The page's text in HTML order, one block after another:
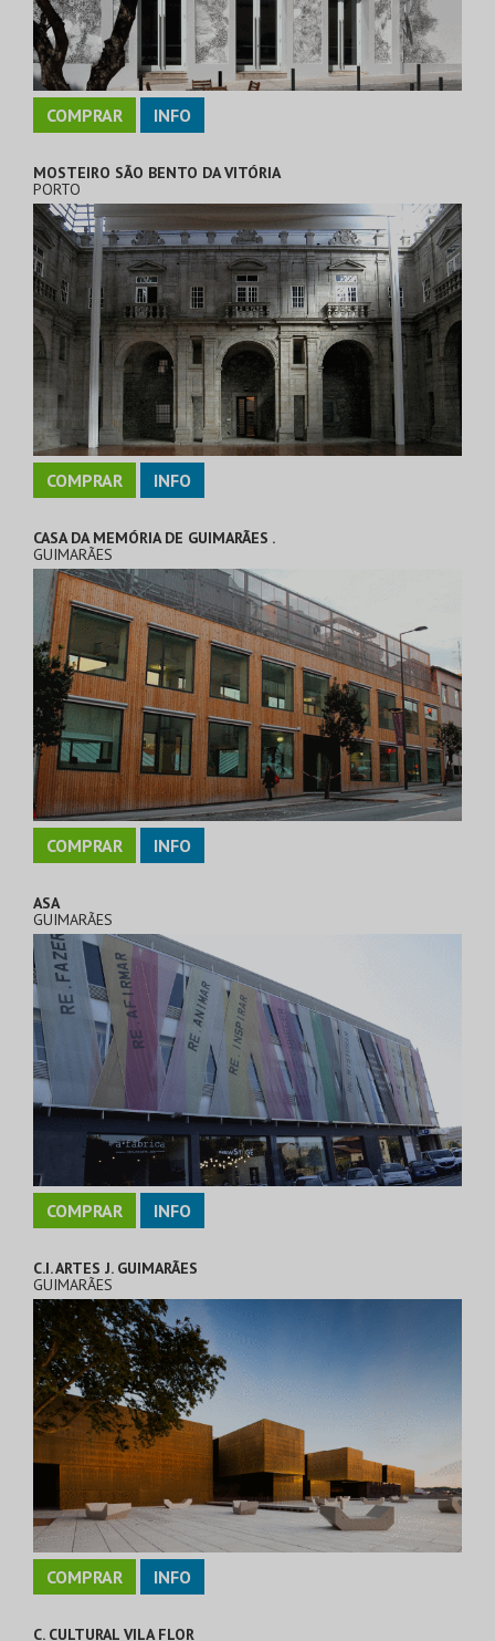
COMPRAR INFO
MOSTEIRO SÃO BENTO DA VITÓRIA
PORTO
COMPRAR INFO
CASA DA MEMÓRIA DE GUIMARÃES .
GUIMARÃES
COMPRAR INFO
ASA
GUIMARÃES
COMPRAR INFO
C.I. ARTES J. GUIMARÃES
GUIMARÃES
COMPRAR INFO
C. CULTURAL VILA FLOR